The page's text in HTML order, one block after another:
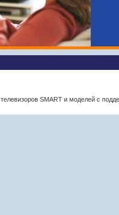
SMART и моделей с